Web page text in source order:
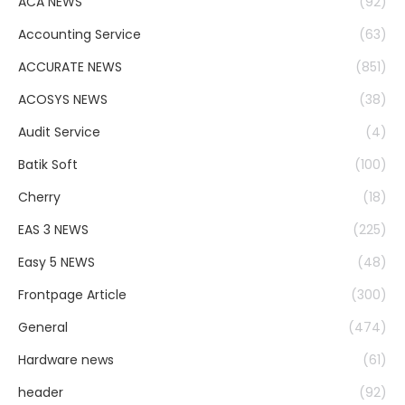
Accounting Service
(63)
ACCURATE NEWS
(851)
ACOSYS NEWS
(38)
Audit Service
(4)
Batik Soft
(100)
Cherry
(18)
EAS 3 NEWS
(225)
Easy 5 NEWS
(48)
Frontpage Article
(300)
General
(474)
Hardware news
(61)
header
(92)